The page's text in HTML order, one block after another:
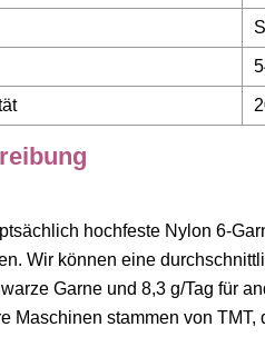
hochfeste Nylon 6-
Wir können eine
Garne und 8,3 g/Tag für
Maschinen stammen von